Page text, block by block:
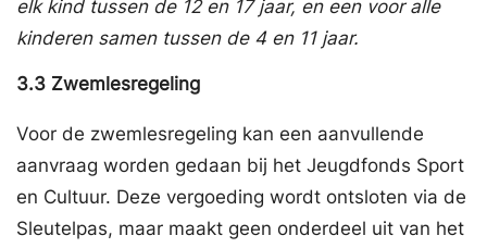
elk kind tussen de 12 en 17 jaar, en een voor alle
kinderen samen tussen de 4 en 11 jaar.
3.3 Zwemlesregeling
Voor de zwemlesregeling kan een aanvullende
aanvraag worden gedaan bij het Jeugdfonds Sport
en Cultuur. Deze vergoeding wordt ontsloten via de
Sleutelpas, maar maakt geen onderdeel uit van het